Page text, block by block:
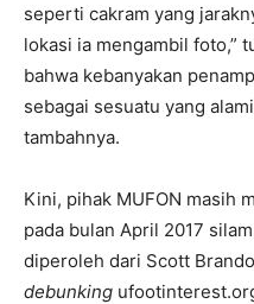
seperti cakram yang
lokasi ia mengambil foto,”
bahwa kebanyakan
sebagai sesuatu yang
tambahnya.
Kini, pihak MUFON masih
pada bulan April 2017
diperoleh dari Scott
debunking